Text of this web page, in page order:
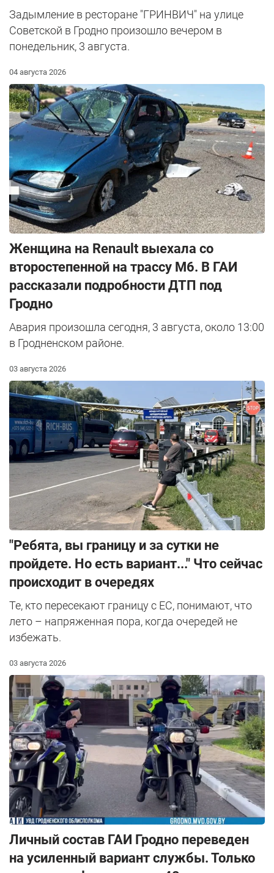
Задымление в ресторане "ГРИНВИЧ" на улице
Советской в Гродно произошло вечером в
понедельник, 3 августа.
04 августа 2026
Женщина на Renault выехала со
второстепенной на трассу М6. В ГАИ
рассказали подробности ДТП под
Гродно
Авария произошла сегодня, 3 августа, около 13:00
в Гродненском районе.
03 августа 2026
"Ребята, вы границу и за сутки не
пройдете. Но есть вариант..." Что сейчас
происходит в очередях
Те, кто пересекают границу с ЕС, понимают, что
лето – напряженная пора, когда очередей не
избежать.
03 августа 2026
Личный состав ГАИ Гродно переведен
на усиленный вариант службы. Только